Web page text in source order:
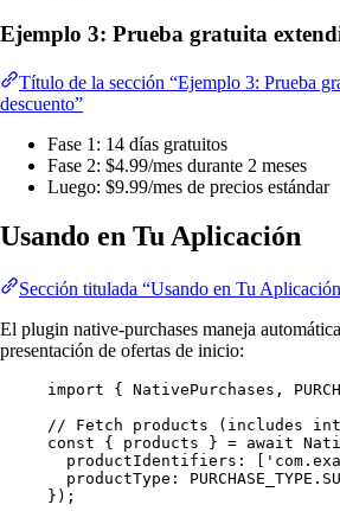
Ejemplo 3: Prueba gratuita
Título de la sección “Ejemplo 3: Prueba
descuento”
Fase 1: 14 días gratuitos
Fase 2: $4.99/mes durante 2 meses
Luego: $9.99/mes de precios estándar
Usando en Tu Aplicación
Sección titulada “Usando en Tu
El plugin native-purchases maneja
presentación de ofertas de inicio:
import { NativePurchases,
// Fetch products (includes
const { products } = await
productIdentifiers: [
productType: PURCHASE_TYPE .
});